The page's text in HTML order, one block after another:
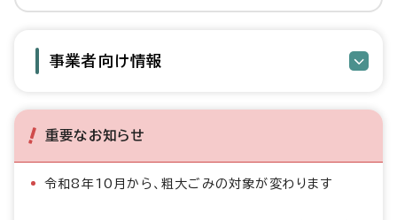
事業者向け情報
重要なお知らせ
令和8年10月から、粗大ごみの対象が変わります